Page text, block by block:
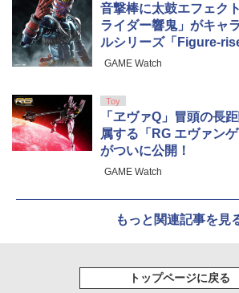
音撃棒に太鼓エフェク
ライダー響鬼」がキャ
ルシリーズ「Figure-
登場
GAME Watch
Toy
「ヱヴァQ」冒頭の長
属する「RG エヴァン
がついに公開！
GAME Watch
もっと関連記事を見
トップページに戻る